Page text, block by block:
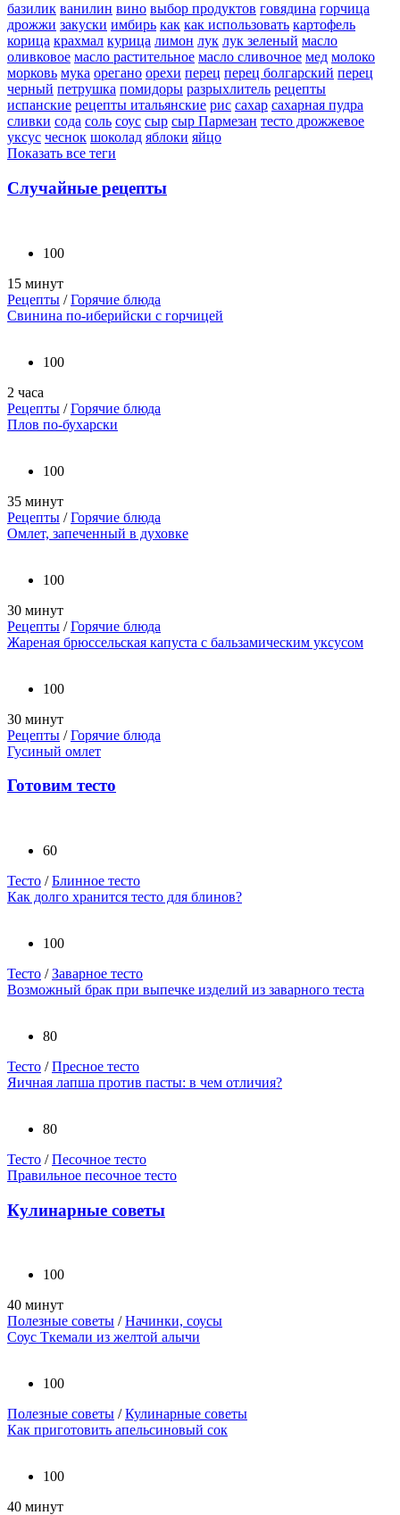
базилик ванилин вино выбор продуктов говядина горчица
дрожжи закуски имбирь как как использовать картофель
корица крахмал курица лимон лук лук зеленый масло
оливковое масло растительное масло сливочное мед молоко
морковь мука орегано орехи перец перец болгарский перец
черный петрушка помидоры разрыхлитель рецепты
испанские рецепты итальянские рис сахар сахарная пудра
сливки сода соль соус сыр сыр Пармезан тесто дрожжевое
уксус чеснок шоколад яблоки яйцо
Показать все теги
Случайные рецепты
100
15 минут
Рецепты /Горячие блюда
Свинина по-иберийски с горчицей
100
2 часа
Рецепты /Горячие блюда
Плов по-бухарски
100
35 минут
Рецепты /Горячие блюда
Омлет, запеченный в духовке
100
30 минут
Рецепты /Горячие блюда
Жареная брюссельская капуста с бальзамическим уксусом
100
30 минут
Рецепты /Горячие блюда
Гусиный омлет
Готовим тесто
60
Тесто /Блинное тесто
Как долго хранится тесто для блинов?
100
Тесто /Заварное тесто
Возможный брак при выпечке изделий из заварного теста
80
Тесто /Пресное тесто
Яичная лапша против пасты: в чем отличия?
80
Тесто /Песочное тесто
Правильное песочное тесто
Кулинарные советы
100
40 минут
Полезные советы /Начинки, соусы
Соус Ткемали из желтой алычи
100
Полезные советы /Кулинарные советы
Как приготовить апельсиновый сок
100
40 минут